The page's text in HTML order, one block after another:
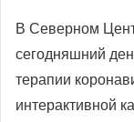
В Северном
сегодняшний
терапии
интерактивной